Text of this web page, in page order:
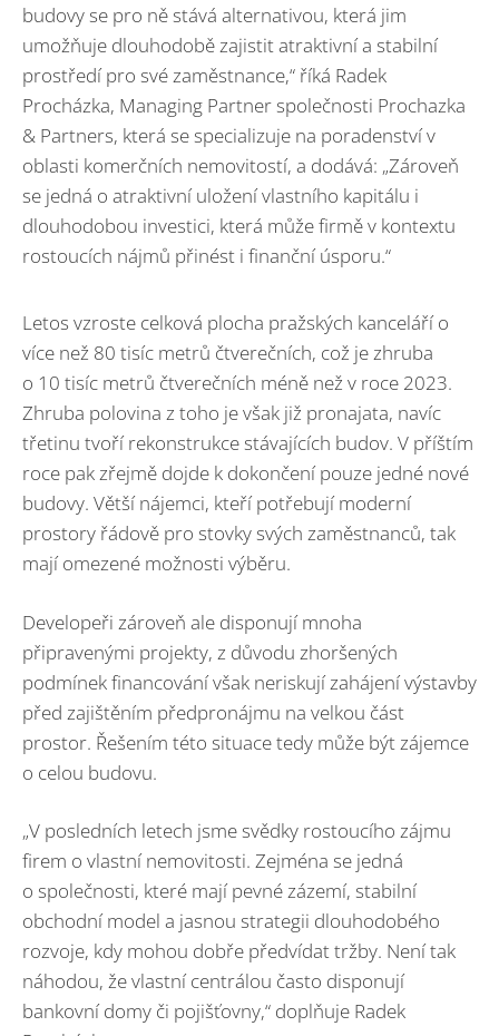
budovy se pro ně stává alternativou, která jim
umožňuje dlouhodobě zajistit atraktivní a stabilní
prostředí pro své zaměstnance,“ říká Radek
Procházka, Managing Partner společnosti Prochazka
& Partners, která se specializuje na poradenství v
oblasti komerčních nemovitostí, a dodává: „Zároveň
se jedná o atraktivní uložení vlastního kapitálu i
dlouhodobou investici, která může firmě v kontextu
rostoucích nájmů přinést i finanční úsporu.“
Letos vzroste celková plocha pražských kanceláří o
více než 80 tisíc metrů čtverečních, což je zhruba
o 10 tisíc metrů čtverečních méně než v roce 2023.
Zhruba polovina z toho je však již pronajata, navíc
třetinu tvoří rekonstrukce stávajících budov. V příštím
roce pak zřejmě dojde k dokončení pouze jedné nové
budovy. Větší nájemci, kteří potřebují moderní
prostory řádově pro stovky svých zaměstnanců, tak
mají omezené možnosti výběru.
Developeři zároveň ale disponují mnoha
připravenými projekty, z důvodu zhoršených
podmínek financování však neriskují zahájení výstavby
před zajištěním předpronájmu na velkou část
prostor. Řešením této situace tedy může být zájemce
o celou budovu.
„V posledních letech jsme svědky rostoucího zájmu
firem o vlastní nemovitosti. Zejména se jedná
o společnosti, které mají pevné zázemí, stabilní
obchodní model a jasnou strategii dlouhodobého
rozvoje, kdy mohou dobře předvídat tržby. Není tak
náhodou, že vlastní centrálou často disponují
bankovní domy či pojišťovny,“ doplňuje Radek